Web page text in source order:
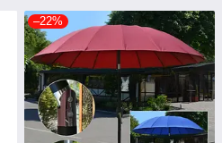
–22%